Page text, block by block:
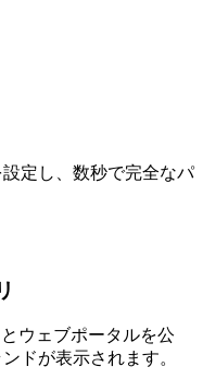
定し、数秒で完全なパ
ウェブポータルを公
ドが表示されます。